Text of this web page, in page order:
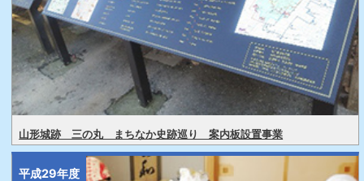
山形城跡 三の丸 まちなか史跡巡り 案内板設置事業
平成29年度